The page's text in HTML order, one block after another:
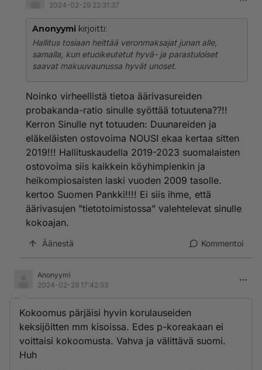
2024-02-29 22:31:37
Anonyymi kirjoitti:
Hallitus tosiaan heittää veronmaksajat junan alle,
samalla, kun etuoikeutetut hyvä- ja parastuloiset
saavat makuuvaunussa hyvät unoset.
Noinko virheellistä tietoa äärivasureiden
probakanda-ratio sinulle syöttää totuutena??!!
Kerron Sinulle nyt totuuden: Duunareiden ja
eläkeläisten ostovoima NOUSI ekaa kertaa sitten
2019!!! Hallituskaudella 2019-2023 suomalaisten
ostovoima siis kaikkein köyhimpienkin ja
heikompiosaisten laski vuoden 2009 tasolle.
kertoo Suomen Pankki!!!! Ei siis ihme, että
äärivasujen "tietotoimistossa" valehtelevat sinulle
kokoajan.
Äänestä Kommentoi
Anonyymi
2024-02-29 17:42:53
Kokoomus pärjäisi hyvin korulauseiden
keksijöitten mm kisoissa. Edes p-koreakaan ei
voittaisi kokoomusta. Vahva ja välittävä suomi.
Huh